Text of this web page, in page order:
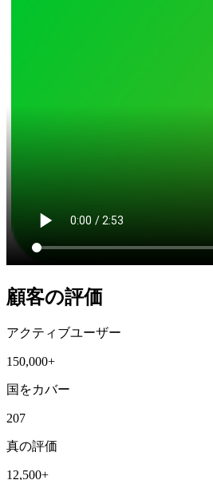
顧客の評価
アクティブユーザー
150,000+
国をカバー
207
真の評価
12,500+